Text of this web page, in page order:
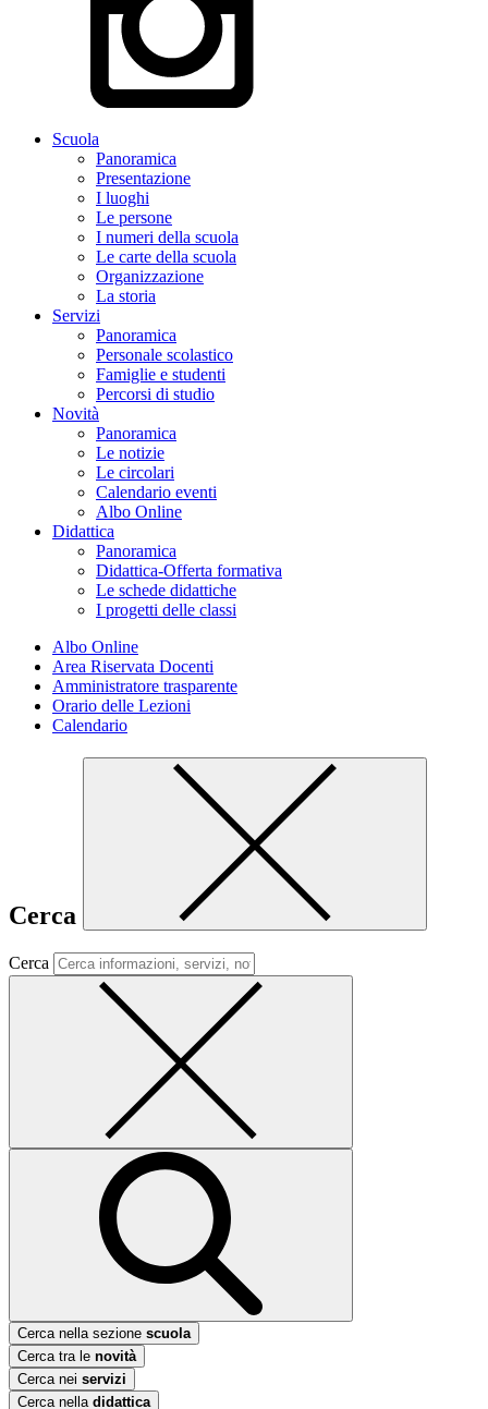
Scuola
Panoramica
Presentazione
I luoghi
Le persone
I numeri della scuola
Le carte della scuola
Organizzazione
La storia
Servizi
Panoramica
Personale scolastico
Famiglie e studenti
Percorsi di studio
Novità
Panoramica
Le notizie
Le circolari
Calendario eventi
Albo Online
Didattica
Panoramica
Didattica-Offerta formativa
Le schede didattiche
I progetti delle classi
Albo Online
Area Riservata Docenti
Amministratore trasparente
Orario delle Lezioni
Calendario
Cerca
Cerca
Cerca nella sezione scuola
Cerca tra le novità
Cerca nei servizi
Cerca nella didattica